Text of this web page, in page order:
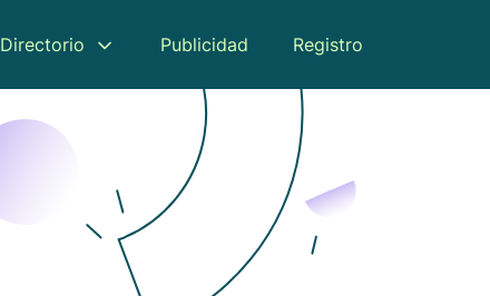
Directorio Publicidad Registro